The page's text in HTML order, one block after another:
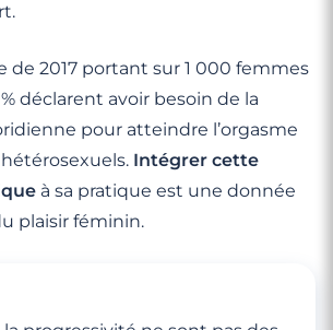
de 2017 portant sur 1 000 femmes
déclarent avoir besoin de la
pour atteindre l’orgasme
Intégrer cette
à sa pratique est une donnée
plaisir féminin.